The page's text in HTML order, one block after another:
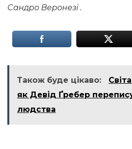
Сандро Веронезі .
Також буде цікаво:
як Девід Ґребер
людства